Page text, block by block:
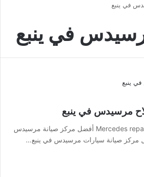
في ينبع
في ينبع
مرسيدس في ينبع
Mercedes repair workshop in Yanbu أفضل مركز صيانة مرسيدس
مركز صيانة سيارات مرسيدس في ينبع…